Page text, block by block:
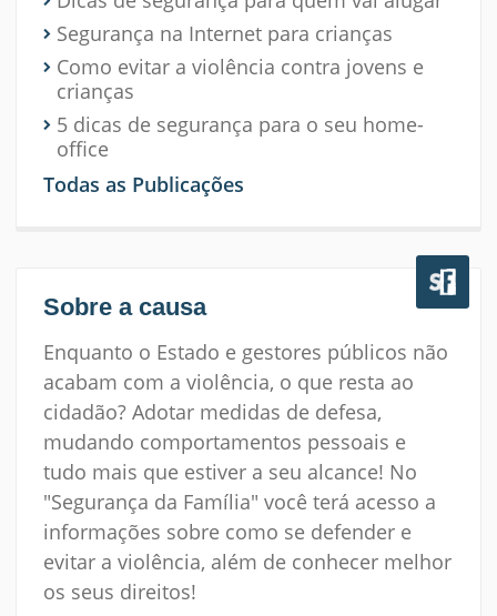
Segurança na Internet para crianças
Como evitar a violência contra jovens e
crianças
5 dicas de segurança para o seu home-
office
Todas as Publicações
Sobre a causa
Enquanto o Estado e gestores públicos não
acabam com a violência, o que resta ao
cidadão? Adotar medidas de defesa,
mudando comportamentos pessoais e
tudo mais que estiver a seu alcance! No
"Segurança da Família" você terá acesso a
informações sobre como se defender e
evitar a violência, além de conhecer melhor
os seus direitos!